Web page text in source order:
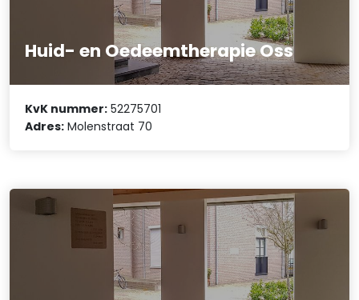
Huid- en Oedeemtherapie Oss
KvK nummer: 52275701
Adres: Molenstraat 70